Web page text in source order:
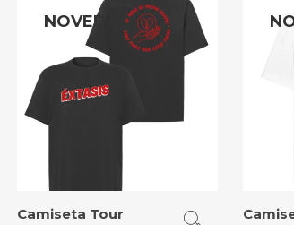
NOVEDAD
Camiseta Tour